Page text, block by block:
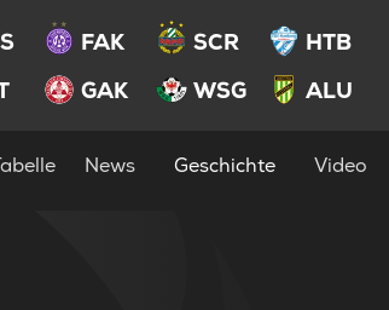
FAK SCR
HTB
GAK WSG ALU
News Geschichte Video